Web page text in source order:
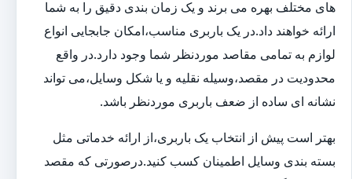
های مختلف بهره می برند و یک زمان بندی دقیق را به شما
ارائه خواهند داد.در یک باربری مناسب،امکان جابجایی انواع
لوازم به تمامی مقاصد موردنظر شما وجود دارد.در واقع
محدودیت در مقصد،وسیله نقلیه و یا شکل وسایل،می تواند
نشانه ای ساده از ضعف باربری موردنظر باشد.
بهتر است پیش از انتخاب یک باربری،از ارائه خدماتی مثل
بسته بندی وسایل اطمینان کسب کنید.درصورتی که مقصد